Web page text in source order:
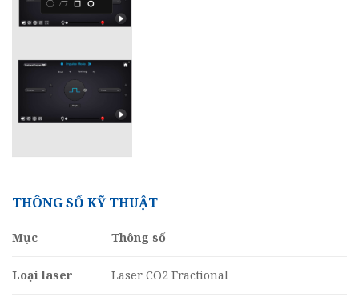
THÔNG SỐ KỸ THUẬT
Mục Thông số
Loại laser Laser CO2 Fractional